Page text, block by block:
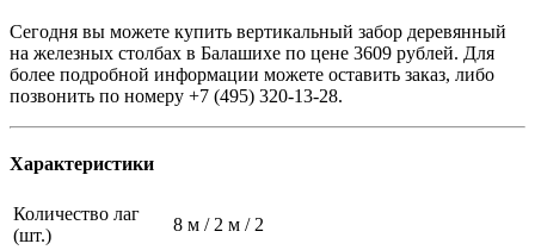
Сегодня вы можете купить вертикальный забор деревянный
на железных столбах в Балашихе по цене 3609 рублей. Для
более подробной информации можете оставить заказ, либо
позвонить по номеру +7 (495) 320-13-28.
Характеристики
Количество лаг
(шт.)
8 м / 2 м / 2